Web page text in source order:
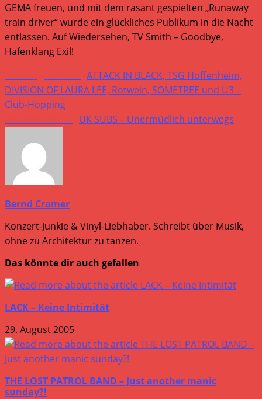
GEMA freuen, und mit dem rasant gespielten „Runaway
train driver“ wurde ein glückliches Publikum in die Nacht
entlassen. Auf Wiedersehen, TV Smith – Goodbye,
Hafenklang Exil!
Weitere
Artikel
ansehen
ATTACK IN BLACK, TSG Hoffenheim,
DIVISION OF LAURA LEE, Rotwein, SOMETREE und U3 –
Club-Hopping
UK SUBS – Unermüdlich unterwegs
Bernd Cramer
Konzert-Junkie & Vinyl-Liebhaber. Schreibt über Musik,
ohne zu Architektur zu tanzen.
Das könnte dir auch gefallen
LACK – Keine Intimität
29. August 2005
THE LOST PATROL BAND – Just another manic
sunday?!